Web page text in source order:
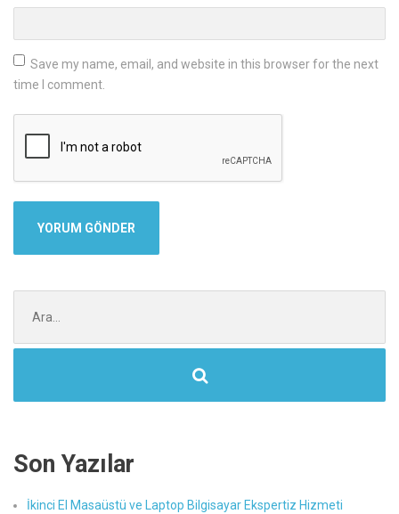
Save my name, email, and website in this browser for the next
time I comment.
ara:
Son Yazılar
İkinci El Masaüstü ve Laptop Bilgisayar Ekspertiz Hizmeti